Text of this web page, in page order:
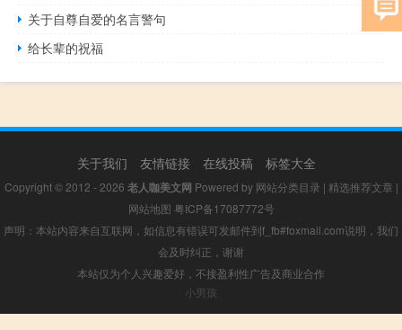
关于自尊自爱的名言警句
给长辈的祝福
关于我们 友情链接 在线投稿 标签大全
Copyright © 2012 - 2026 老人咖美文网 Powered by 网站分类目录 | 精选推荐文章 |
网站地图 粤ICP备17087772号
声明：本站内容来自互联网，如信息有错误可发邮件到f_fb#foxmail.com说明，我们
会及时纠正，谢谢
本站仅为个人兴趣爱好，不接盈利性广告及商业合作
小男孩